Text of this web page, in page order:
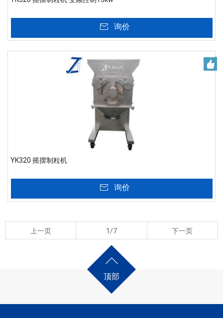
询价
YK320 摇摆制粒机
询价
上一页 1/7 下一页
顶部